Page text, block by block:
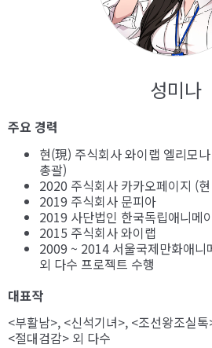
성미나
주요 경력
현(現) 주식회사 와이랩 엘리모
총괄)
2020 주식회사 카카오페이지 (
2019 주식회사 문피아
2019 사단법인 한국독립애니메
2015 주식회사 와이랩
2009 ~ 2014 서울국제만화애니
외 다수 프로젝트 수행
대표작
<부활남>, <신석기녀>, <조선왕조실
<절대검감> 외 다수